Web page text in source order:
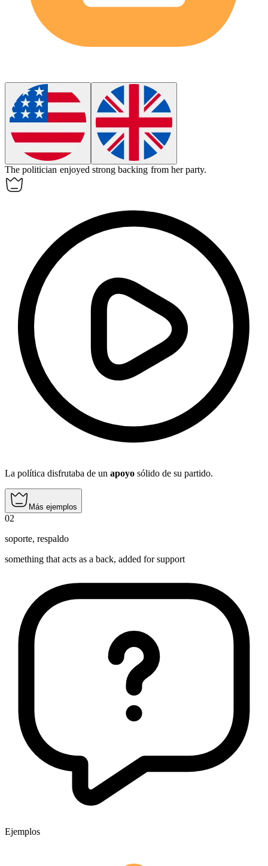
The politician enjoyed strongbacking from her party.
La política disfrutaba de un apoyo sólido de su partido.
Más ejemplos
02
soporte, respaldo
something that acts as a back, added for support
Ejemplos